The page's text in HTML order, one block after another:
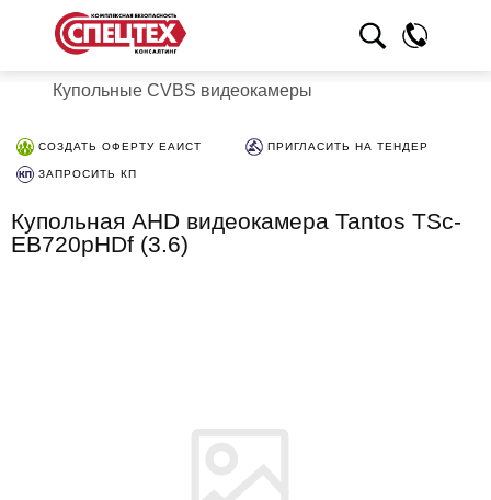
Купольные CVBS видеокамеры
СОЗДАТЬ ОФЕРТУ ЕАИСТ ПРИГЛАСИТЬ НА ТЕНДЕР
ЗАПРОСИТЬ КП
Купольная AHD видеокамера Tantos TSc-
EB720pHDf (3.6)